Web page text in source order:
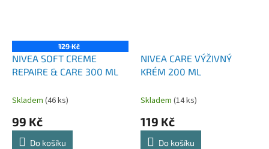
129 Kč
NIVEA SOFT CREME
REPAIRE & CARE 300 ML
Skladem (46 ks)
99 Kč
Do košíku
NIVEA CARE VÝŽIVNÝ
KRÉM 200 ML
Skladem (14 ks)
119 Kč
Do košíku